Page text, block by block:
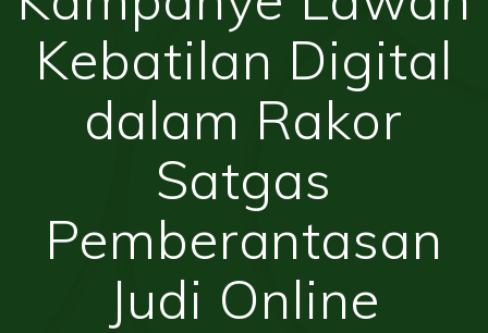
Kebatilan Digital
dalam Rakor
Satgas
Pemberantasan
Judi Online